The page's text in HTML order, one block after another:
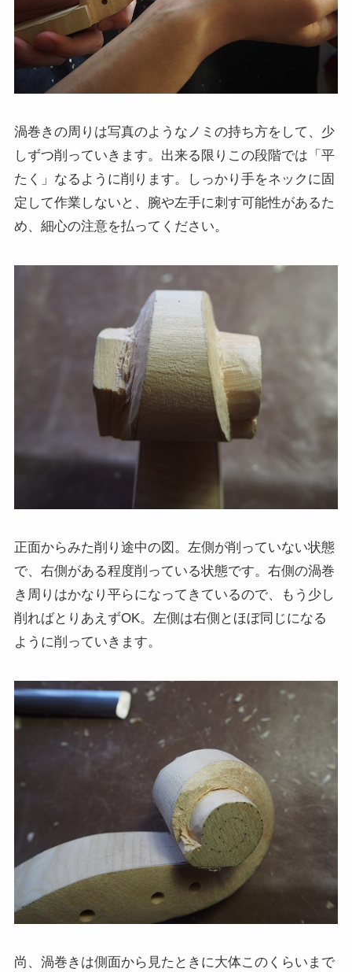
渦巻きの周りは写真のようなノミの持ち方をして、少
しずつ削っていきます。出来る限りこの段階では「平
たく」なるように削ります。しっかり手をネックに固
定して作業しないと、腕や左手に刺す可能性があるた
め、細心の注意を払ってください。
正面からみた削り途中の図。左側が削っていない状態
で、右側がある程度削っている状態です。右側の渦巻
き周りはかなり平らになってきているので、もう少し
削ればとりあえずOK。左側は右側とほぼ同じになる
ように削っていきます。
尚、渦巻きは側面から見たときに大体このくらいまで